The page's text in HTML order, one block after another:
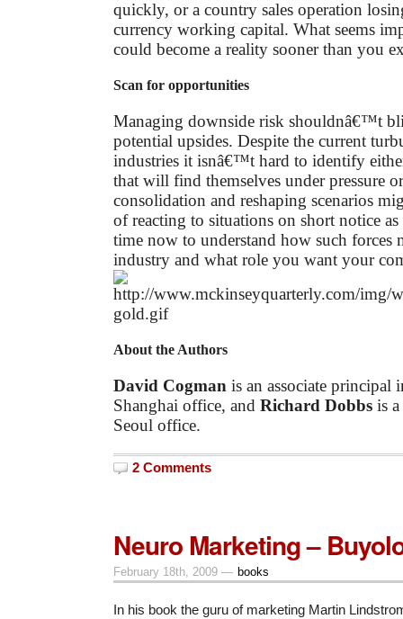
quickly, or a country sales operation
currency working capital. What seems
could become a reality sooner than you
Scan for opportunities
Managing downside risk shouldnâ€™t
potential upsides. Despite the current
industries it isnâ€™t hard to identify
that will find themselves under pressure
consolidation and reshaping scenarios
of reacting to situations on short notice
time now to understand how such forces
industry and what role you want your
About the Authors
David Cogman is an associate
Shanghai office, and Richard Dobbs is
Seoul office.
2 Comments
Neuro Marketing –
February 18th, 2009 — books
In his book the guru of marketing Martin